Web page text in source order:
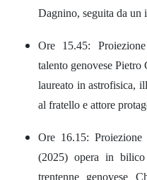
Dagnino, seguita da un
Ore 15.45:
talento genovese Pietro
laureato in astrofisica,
al fratello e attore
Ore 16.15:
(2025) opera in
trentenne genovese